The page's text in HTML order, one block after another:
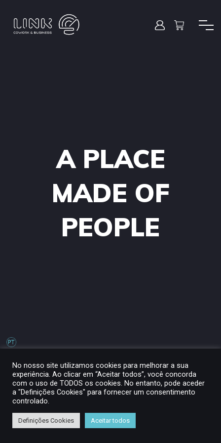
A PLACE
MADE OF
PEOPLE
Politica de privacidade |Termos e Condições|Livro de Reclamações
No nosso site utilizamos cookies para melhorar a sua
experiência. Ao clicar em “Aceitar todos”, você concorda
com o uso de TODOS os cookies. No entanto, pode aceder
a "Definições Cookies" para fornecer um consentimento
controlado.
Definições Cookies Aceitar todos